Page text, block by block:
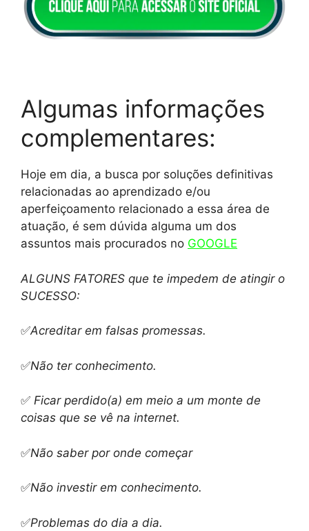
Algumas informações
complementares:
Hoje em dia, a busca por soluções definitivas
relacionadas ao aprendizado e/ou
aperfeiçoamento relacionado a essa área de
atuação, é sem dúvida alguma um dos
assuntos mais procurados no GOOGLE
ALGUNS FATORES que te impedem de atingir o
SUCESSO:
✅Acreditar em falsas promessas.
✅Não ter conhecimento.
✅ Ficar perdido(a) em meio a um monte de
coisas que se vê na internet.
✅Não saber por onde começar
✅Não investir em conhecimento.
✅Problemas do dia a dia.